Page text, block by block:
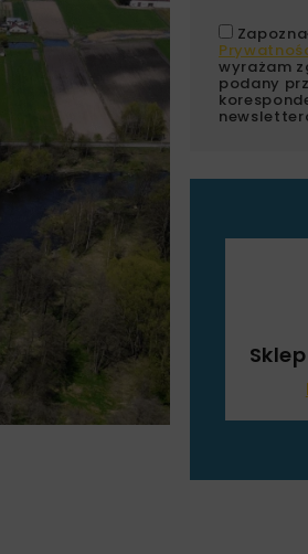
wyrażam
podany